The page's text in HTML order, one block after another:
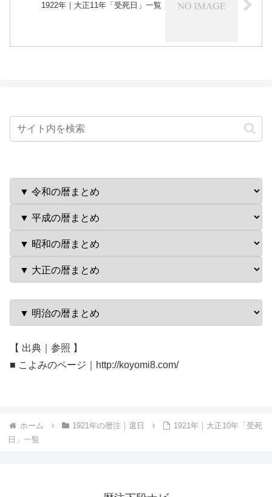
1922年｜大正11年「受死日」一覧
【 出典｜参照 】
■ こよみのページ｜http://koyomi8.com/
ホーム 1921年の暦注｜選日
1921年｜大正10年「受死
日」一覧